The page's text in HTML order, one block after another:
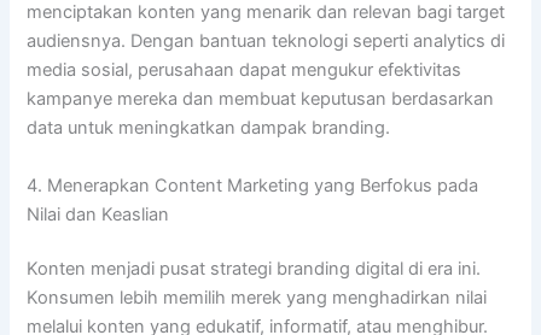
menciptakan konten yang menarik dan relevan bagi target
audiensnya. Dengan bantuan teknologi seperti analytics di
media sosial, perusahaan dapat mengukur efektivitas
kampanye mereka dan membuat keputusan berdasarkan
data untuk meningkatkan dampak branding.
4. Menerapkan Content Marketing yang Berfokus pada
Nilai dan Keaslian
Konten menjadi pusat strategi branding digital di era ini.
Konsumen lebih memilih merek yang menghadirkan nilai
melalui konten yang edukatif, informatif, atau menghibur.